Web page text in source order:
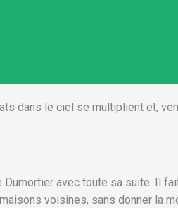
dans le ciel se multiplient et,
Dumortier avec toute sa suite. Il
voisines, sans donner la